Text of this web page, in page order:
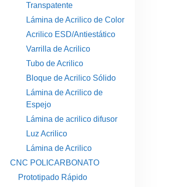
Transpatente
Lámina de Acrilico de Color
Acrilico ESD/Antiestático
Varrilla de Acrilico
Tubo de Acrilico
Bloque de Acrilico Sólido
Lámina de Acrilico de
Espejo
Lámina de acrilico difusor
Luz Acrilico
Lámina de Acrilico
CNC POLICARBONATO
Prototipado Rápido